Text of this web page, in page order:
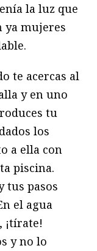
la luz que
ya mujeres
te acercas al
y en uno
tu
los
a ella con
piscina.
tus pasos
el agua
¡tírate!
y no lo